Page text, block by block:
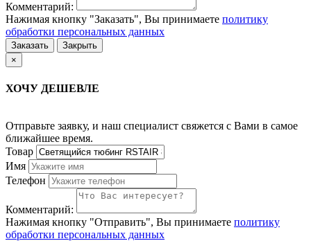
Комментарий:
Нажимая кнопку "Заказать", Вы принимаете политику
обработки персональных данных
Заказать
Закрыть
×
ХОЧУ ДЕШЕВЛЕ
Отправьте заявку, и наш специалист свяжется с Вами в самое
ближайшее время.
Товар
Имя
Телефон
Комментарий:
Нажимая кнопку "Отправить", Вы принимаете политику
обработки персональных данных